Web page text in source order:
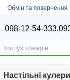
Обмін та повернення
098-12-54-333,
Настiльнi кулери